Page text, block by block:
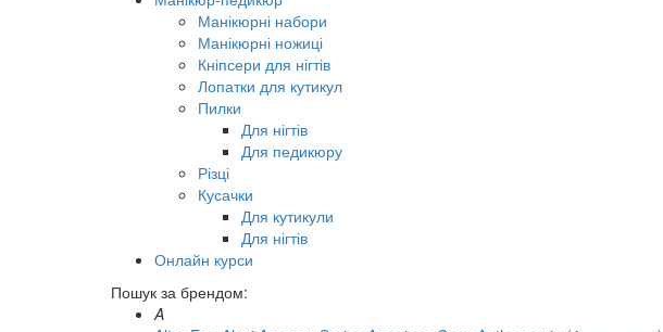
Манікюрні набори
Манікюрні ножиці
Кніпсери для нігтів
Лопатки для кутикул
Пилки
Для нігтів
Для педикюру
Різці
Кусачки
Для кутикули
Для нігтів
Онлайн курси
Пошук за брендом:
A